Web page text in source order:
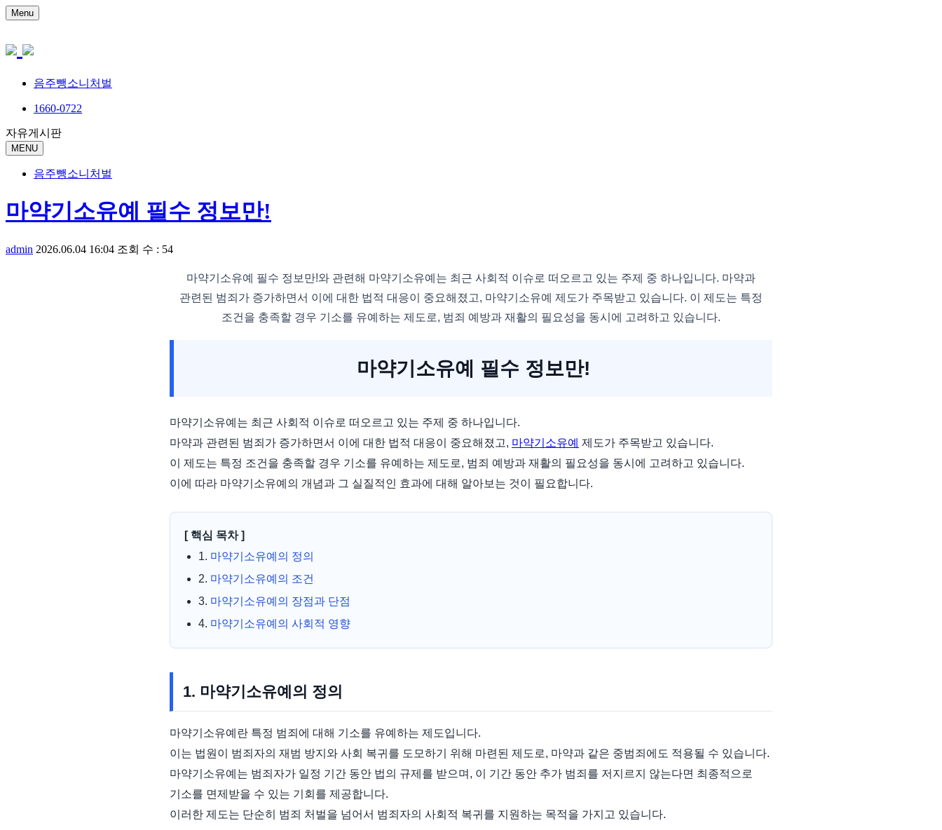
Menu
음주뺑소니처벌
1660-0722
자유게시판
MENU
음주뺑소니처벌
마약기소유예 필수 정보만!
admin 2026.06.04 16:04 조회 수 : 54
마약기소유예 필수 정보만!와 관련해 마약기소유예는 최근 사회적 이슈로 떠오르고 있는 주제 중 하나입니다. 마약과
관련된 범죄가 증가하면서 이에 대한 법적 대응이 중요해졌고, 마약기소유예 제도가 주목받고 있습니다. 이 제도는 특정
조건을 충족할 경우 기소를 유예하는 제도로, 범죄 예방과 재활의 필요성을 동시에 고려하고 있습니다.
마약기소유예 필수 정보만!
마약기소유예는 최근 사회적 이슈로 떠오르고 있는 주제 중 하나입니다.
마약과 관련된 범죄가 증가하면서 이에 대한 법적 대응이 중요해졌고, 마약기소유예 제도가 주목받고 있습니다.
이 제도는 특정 조건을 충족할 경우 기소를 유예하는 제도로, 범죄 예방과 재활의 필요성을 동시에 고려하고 있습니다.
이에 따라 마약기소유예의 개념과 그 실질적인 효과에 대해 알아보는 것이 필요합니다.
[ 핵심 목차 ]
1. 마약기소유예의 정의
2. 마약기소유예의 조건
3. 마약기소유예의 장점과 단점
4. 마약기소유예의 사회적 영향
1. 마약기소유예의 정의
마약기소유예란 특정 범죄에 대해 기소를 유예하는 제도입니다.
이는 법원이 범죄자의 재범 방지와 사회 복귀를 도모하기 위해 마련된 제도로, 마약과 같은 중범죄에도 적용될 수 있습니다.
마약기소유예는 범죄자가 일정 기간 동안 법의 규제를 받으며, 이 기간 동안 추가 범죄를 저지르지 않는다면 최종적으로
기소를 면제받을 수 있는 기회를 제공합니다.
이러한 제도는 단순히 범죄 처벌을 넘어서 범죄자의 사회적 복귀를 지원하는 목적을 가지고 있습니다.